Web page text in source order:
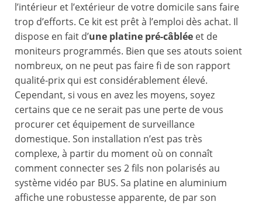
l’intérieur et l’extérieur de votre domicile sans faire
trop d’efforts. Ce kit est prêt à l’emploi dès achat. Il
dispose en fait d’une platine pré-câblée et de
moniteurs programmés. Bien que ses atouts soient
nombreux, on ne peut pas faire fi de son rapport
qualité-prix qui est considérablement élevé.
Cependant, si vous en avez les moyens, soyez
certains que ce ne serait pas une perte de vous
procurer cet équipement de surveillance
domestique. Son installation n’est pas très
complexe, à partir du moment où on connaît
comment connecter ses 2 fils non polarisés au
système vidéo par BUS. Sa platine en aluminium
affiche une robustesse apparente, de par son